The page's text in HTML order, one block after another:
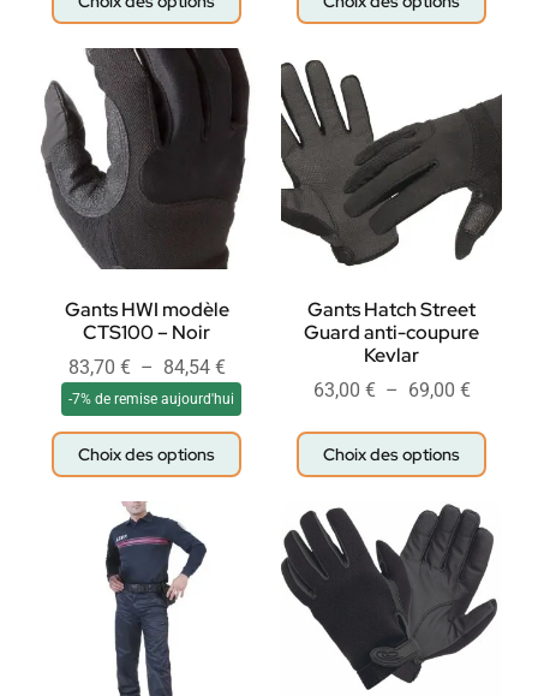
Gants HWI modèle
CTS100 – Noir
83,70 € – 84,54 €
-7% de remise aujourd'hui
Choix des options
Gants Hatch Street
Guard anti-coupure
Kevlar
63,00 € – 69,00 €
Choix des options